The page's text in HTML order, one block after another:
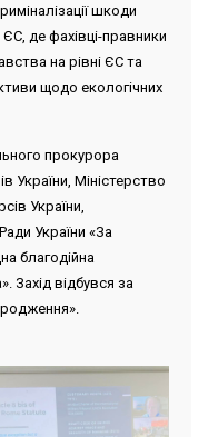
шкоди
де фахівці-правники
на рівні ЄС та
щодо екологічних
прокурора
України, Міністерство
України,
України «За
благодійна
Захід відбувся за